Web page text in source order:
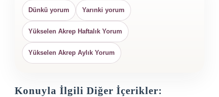
Dünkü yorum Yarınki yorum
Yükselen Akrep Haftalık Yorum
Yükselen Akrep Aylık Yorum
Konuyla İlgili Diğer İçerikler: